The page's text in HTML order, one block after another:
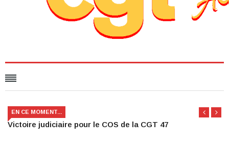
EN CE MOMENT...
Victoire judiciaire pour le COS de la CGT 47